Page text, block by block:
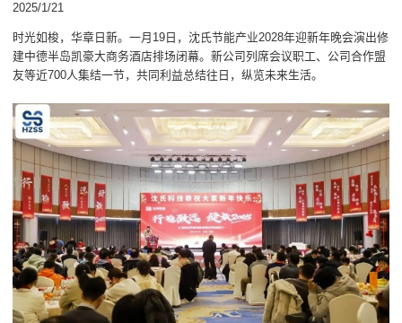
2025/1/21
时光如梭，华章日新。一月19日，沈氏节能产业2028年迎新年晚会演出修
建中德半岛凯豪大商务酒店排场闭幕。新公司列席会议职工、公司合作盟
友等近700人集结一节，共同利益总结往日，纵览未来生活。